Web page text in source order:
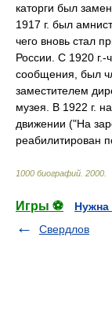
каторги был
1917 г. был
чего вновь стал
России. С 1920
сообщения, был
заместителем
музея. В 1922 г.
движении ("На
реабилитирован
1000 биографий 2000
Игры ⚽
Нужна
Свердлов